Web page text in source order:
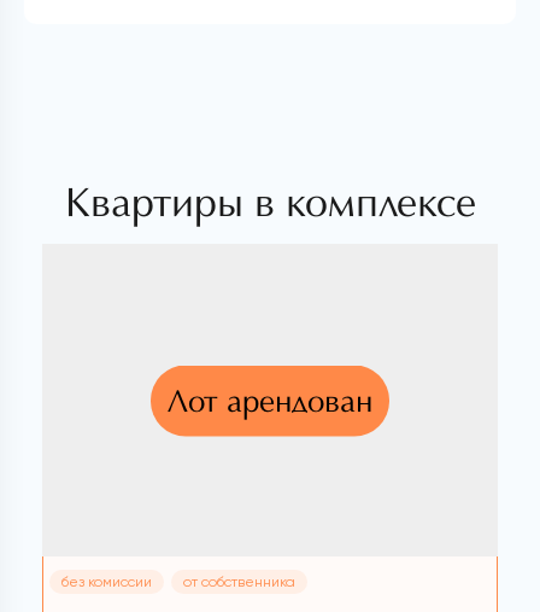
Квартиры в комплексе
Лот арендован
без комиссии от собственника